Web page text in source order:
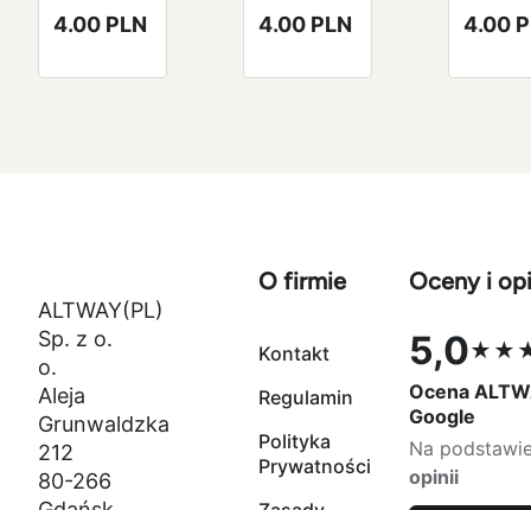
7075
Royal Blue
4.00 PLN
7075
Royal Blue
4.00 PLN
7075
Royal
4.00
ALTWAY(PL)
Sp. z o.
o.
Aleja
Grunwaldzka
212
80-266
O firmie
Kontakt
Regulamin
Polityka
Prywatności
Oceny i
5,0
Ocena 5,0
Ocena
Google
Na
opinii